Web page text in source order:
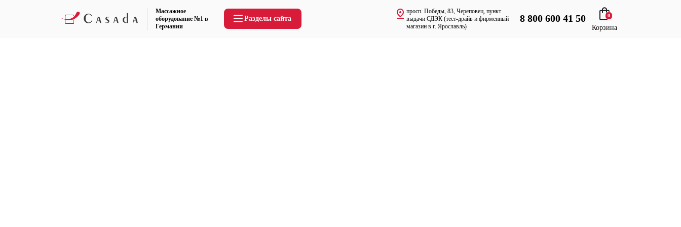
Массажное
оборудование №1 в
Германии
Разделы сайта
просп. Победы, 83, Череповец, пункт
выдачи СДЭК (тест-драйв и фирменный
магазин в г. Ярославль)
8 800 600 41 50 0
Корзина